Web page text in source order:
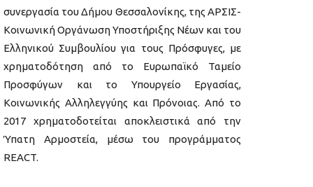
συνεργασία του Δήμου Θεσσαλονίκης, της ΑΡΣΙΣ-
Κοινωνική Οργάνωση Υποστήριξης Νέων και του
Ελληνικού Συμβουλίου για τους Πρόσφυγες, με
χρηματοδότηση από το Ευρωπαϊκό Ταμείο
Προσφύγων και το Υπουργείο Εργασίας,
Κοινωνικής Αλληλεγγύης και Πρόνοιας. Από το
2017 χρηματοδοτείται αποκλειστικά από την
Ύπατη Αρμοστεία, μέσω του προγράμματος
REACT.